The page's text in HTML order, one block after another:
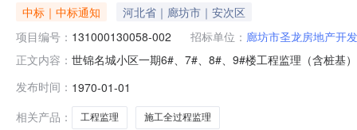
中标｜中标通知
河北省｜廊坊市｜安次区
项目编号： 131000130058-002 招标单位： 廊坊市圣龙房地产开
正文内容： 世锦名城小区一期6#、7#、8#、9#楼工程监理（含桩基
标招标性质监理招标计划开工日期2013-08-10计划竣工
发布时间： 1970-01-01
相关产品：
工程监理 施工全过程监理